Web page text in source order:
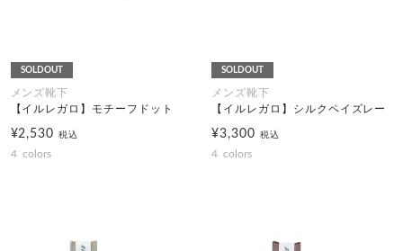
SOLDOUT
メンズ靴下
【イルレガロ】モチーフドット
¥2,530税込
4 colors
SOLDOUT
メンズ靴下
【イルレガロ】シルクペイズレー
¥3,300 税込
4 colors